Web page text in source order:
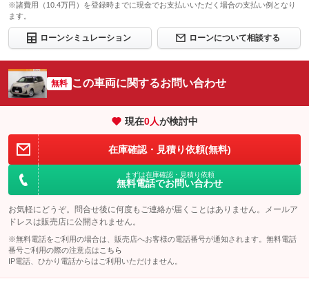
※諸費用（10.4万円）を登録時までに現金でお支払いいただく場合の支払い例となり
ます。
ローンシミュレーション ローンについて相談する
無料 この車両に関するお問い合わせ
現在0人が検討中
在庫確認・見積り依頼(無料)
まずは在庫確認・見積り依頼
無料電話でお問い合わせ
お気軽にどうぞ。問合せ後に何度もご連絡が届くことはありません。メールア
ドレスは販売店に公開されません。
※無料電話をご利用の場合は、販売店へお客様の電話番号が通知されます。無料電話
番号ご利用の際の注意点は こちら
IP電話、ひかり電話からはご利用いただけません。